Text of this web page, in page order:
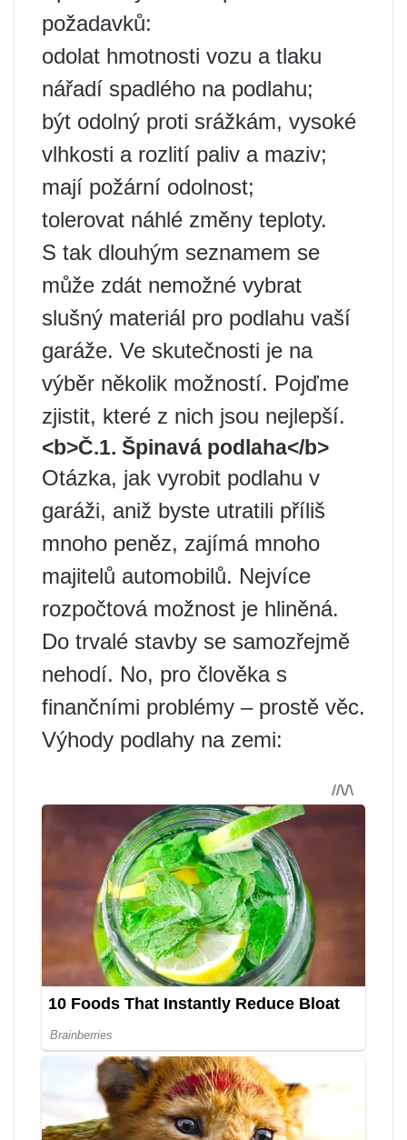
požadavků:
odolat hmotnosti vozu a tlaku
nářadí spadlého na podlahu;
být odolný proti srážkám, vysoké
vlhkosti a rozlití paliv a maziv;
mají požární odolnost;
tolerovat náhlé změny teploty.
S tak dlouhým seznamem se
může zdát nemožné vybrat
slušný materiál pro podlahu vaší
garáže. Ve skutečnosti je na
výběr několik možností. Pojďme
zjistit, které z nich jsou nejlepší.
<b>Č.1. Špinavá podlaha</b>
Otázka, jak vyrobit podlahu v
garáži, aniž byste utratili příliš
mnoho peněz, zajímá mnoho
majitelů automobilů. Nejvíce
rozpočtová možnost je hliněná.
Do trvalé stavby se samozřejmě
nehodí. No, pro člověka s
finančními problémy – prostě věc.
Výhody podlahy na zemi: